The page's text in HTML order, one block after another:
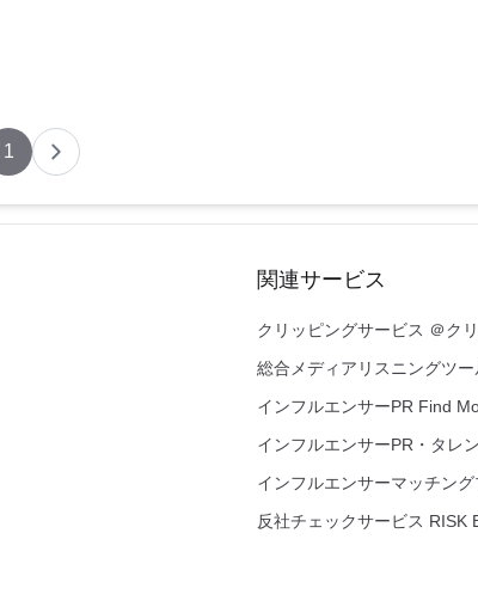
1
関連サービス
クリッピングサービス ＠ク
総合メディアリスニングツ
インフルエンサーPR Find
インフルエンサーPR・タレ
インフルエンサーマッチン
反社チェックサービス RISK